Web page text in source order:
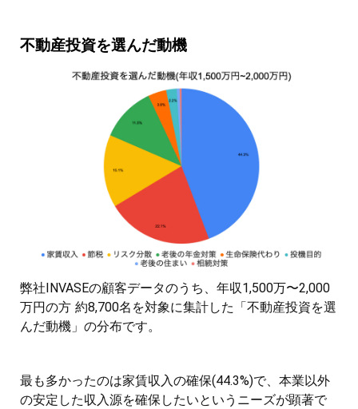
不動産投資を選んだ動機
弊社INVASEの顧客データのうち、年収1,500万〜2,000
万円の方 約8,700名を対象に集計した「不動産投資を選
んだ動機」の分布です。
最も多かったのは家賃収入の確保(44.3%)で、本業以外
の安定した収入源を確保したいというニーズが顕著で